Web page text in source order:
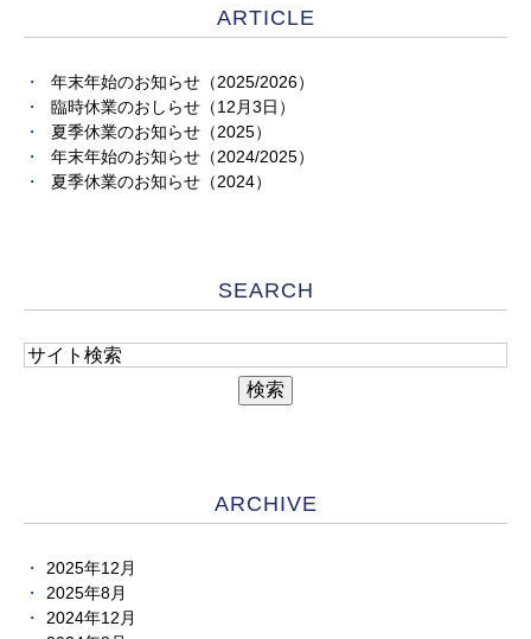
ARTICLE
年末年始のお知らせ（2025/2026）
臨時休業のおしらせ（12月3日）
夏季休業のお知らせ（2025）
年末年始のお知らせ（2024/2025）
夏季休業のお知らせ（2024）
SEARCH
ARCHIVE
2025年12月
2025年8月
2024年12月